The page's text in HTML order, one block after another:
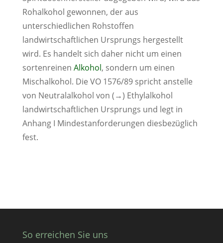
Rohalkohol gewonnen, der aus
unterschiedlichen Rohstoffen
landwirtschaftlichen Ursprungs hergestellt
wird. Es handelt sich daher nicht um einen
sortenreinen Alkohol, sondern um einen
Mischalkohol. Die VO 1576/89 spricht anstelle
von Neutralalkohol von (→) Ethylalkohol
landwirtschaftlichen Ursprungs und legt in
Anhang I Mindestanforderungen diesbezüglich
fest.
So erreichen Sie uns